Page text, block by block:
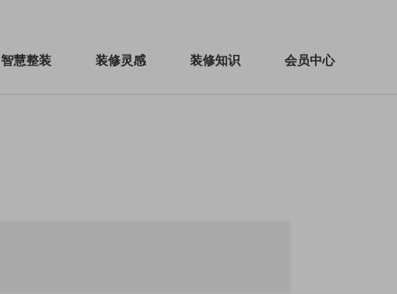
智慧整装 装修灵感 装修知识 会员中心